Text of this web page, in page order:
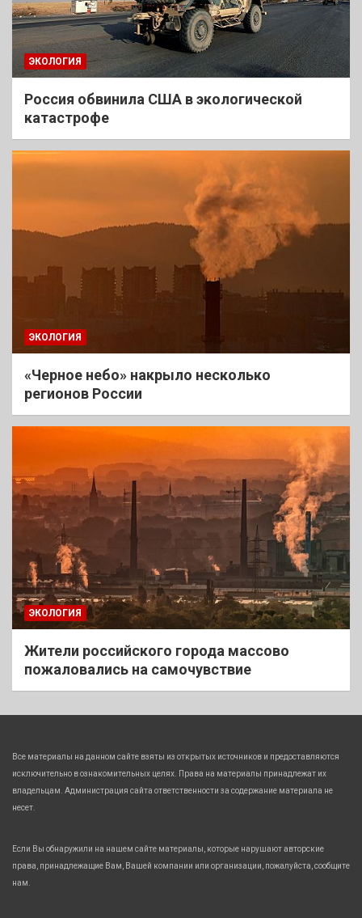
ЭКОЛОГИЯ
Россия обвинила США в экологической
катастрофе
ЭКОЛОГИЯ
«Черное небо» накрыло несколько
регионов России
ЭКОЛОГИЯ
Жители российского города массово
пожаловались на самочувствие
Все материалы на данном сайте взяты из открытых источников и предоставляются
исключительно в ознакомительных целях. Права на материалы принадлежат их
владельцам. Администрация сайта ответственности за содержание материала не
несет.
Если Вы обнаружили на нашем сайте материалы, которые нарушают авторские
права, принадлежащие Вам, Вашей компании или организации, пожалуйста, сообщите
нам.